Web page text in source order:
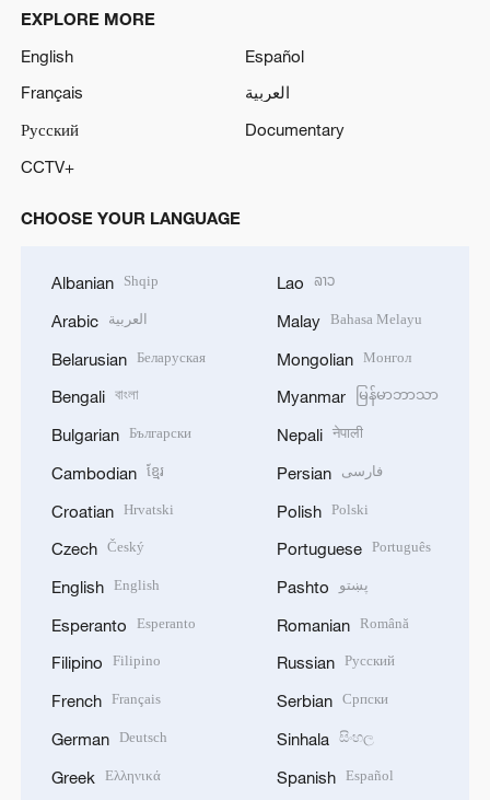
EXPLORE MORE
English
Español
Français
العربية
Русский
Documentary
CCTV+
CHOOSE YOUR LANGUAGE
Albanian Shqip
Arabic العربية
Belarusian Беларуская
Bengali বাংলা
Bulgarian Български
Cambodian ខ្មែរ
Croatian Hrvatski
Czech Český
English English
Esperanto Esperanto
Filipino Filipino
French Français
German Deutsch
Greek Ελληνικά
Lao ລາວ
Malay Bahasa Melayu
Mongolian Монгол
Myanmar မြန်မာဘာသာ
Nepali नेपाली
Persian فارسی
Polish Polski
Portuguese Português
Pashto پښتو
Romanian Română
Russian Русский
Serbian Српски
Sinhala සිංහල
Spanish Español